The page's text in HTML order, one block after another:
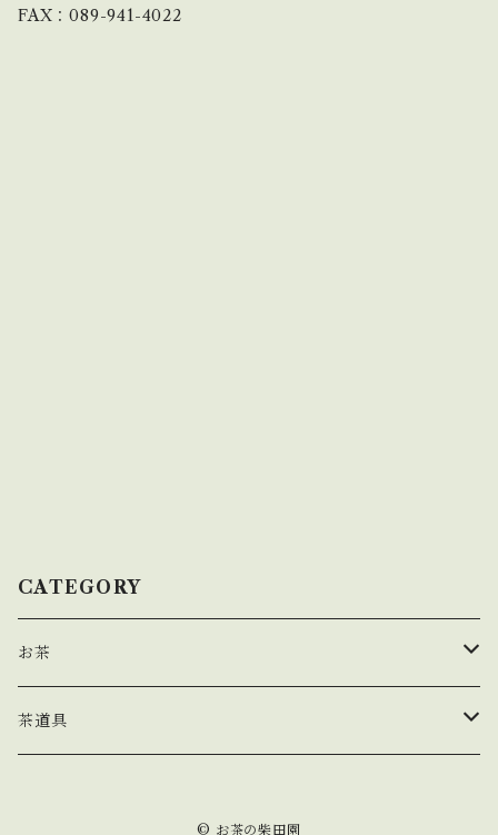
FAX：089-941-4022
CATEGORY
お茶
玉露
茶道具
© お茶の柴田園